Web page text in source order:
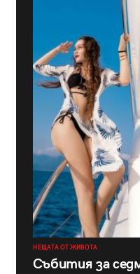
НЕЩАТА ОТ ЖИВОТА
Събития за